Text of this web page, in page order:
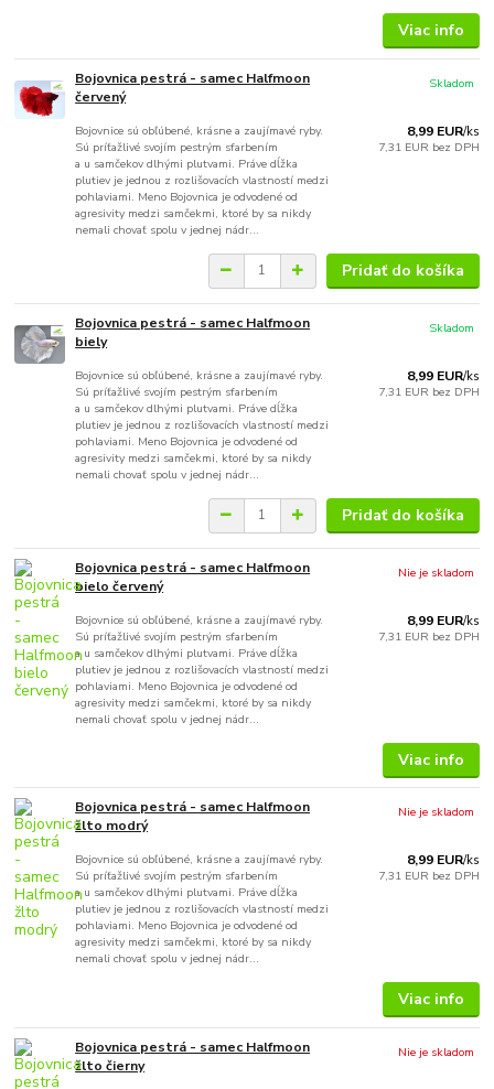
Viac info
Bojovnica pestrá - samec Halfmoon
červený
Bojovnice sú obľúbené, krásne a zaujímavé ryby.
Sú príťažlivé svojím pestrým sfarbením
a u samčekov dlhými plutvami. Práve dĺžka
plutiev je jednou z rozlišovacích vlastností medzi
pohlaviami. Meno Bojovnica je odvodené od
agresivity medzi samčekmi, ktoré by sa nikdy
nemali chovať spolu v jednej nádr...
8,99 EUR/ks
7,31 EUR bez DPH
Skladom
Pridať do košíka
Bojovnica pestrá - samec Halfmoon
biely
Bojovnice sú obľúbené, krásne a zaujímavé ryby.
Sú príťažlivé svojím pestrým sfarbením
a u samčekov dlhými plutvami. Práve dĺžka
plutiev je jednou z rozlišovacích vlastností medzi
pohlaviami. Meno Bojovnica je odvodené od
agresivity medzi samčekmi, ktoré by sa nikdy
nemali chovať spolu v jednej nádr...
8,99 EUR/ks
7,31 EUR bez DPH
Skladom
Pridať do košíka
Bojovnica pestrá - samec Halfmoon
bielo červený
Bojovnice sú obľúbené, krásne a zaujímavé ryby.
Sú príťažlivé svojím pestrým sfarbením
a u samčekov dlhými plutvami. Práve dĺžka
plutiev je jednou z rozlišovacích vlastností medzi
pohlaviami. Meno Bojovnica je odvodené od
agresivity medzi samčekmi, ktoré by sa nikdy
nemali chovať spolu v jednej nádr...
8,99 EUR/ks
7,31 EUR bez DPH
Nie je skladom
Viac info
Bojovnica pestrá - samec Halfmoon
žlto modrý
Bojovnice sú obľúbené, krásne a zaujímavé ryby.
Sú príťažlivé svojím pestrým sfarbením
a u samčekov dlhými plutvami. Práve dĺžka
plutiev je jednou z rozlišovacích vlastností medzi
pohlaviami. Meno Bojovnica je odvodené od
agresivity medzi samčekmi, ktoré by sa nikdy
nemali chovať spolu v jednej nádr...
8,99 EUR/ks
7,31 EUR bez DPH
Nie je skladom
Viac info
Bojovnica pestrá - samec Halfmoon
žlto čierny
Nie je skladom